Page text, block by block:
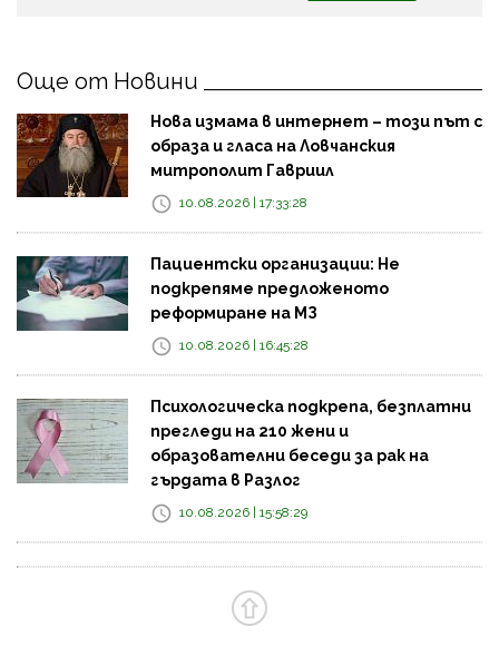
Още от Новини
Нова измама в интернет – този път с
образа и гласа на Ловчанския
митрополит Гавриил
10.08.2026 | 17:33:28
Пациентски организации: Не
подкрепяме предложеното
реформиране на МЗ
10.08.2026 | 16:45:28
Психологическа подкрепа, безплатни
прегледи на 210 жени и
образователни беседи за рак на
гърдата в Разлог
10.08.2026 | 15:58:29